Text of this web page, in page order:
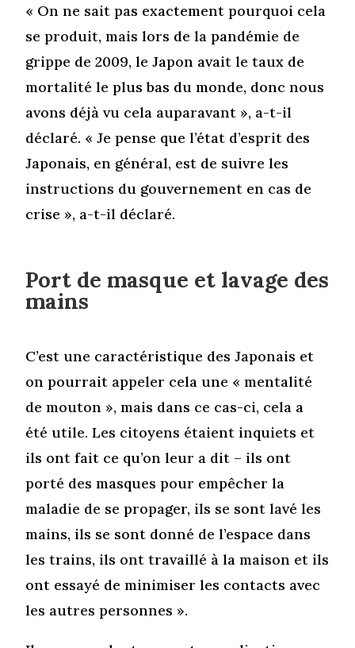
« On ne sait pas exactement pourquoi cela
se produit, mais lors de la pandémie de
grippe de 2009, le Japon avait le taux de
mortalité le plus bas du monde, donc nous
avons déjà vu cela auparavant », a-t-il
déclaré. « Je pense que l’état d’esprit des
Japonais, en général, est de suivre les
instructions du gouvernement en cas de
crise », a-t-il déclaré.
Port de masque et lavage des
mains
C’est une caractéristique des Japonais et
on pourrait appeler cela une « mentalité
de mouton », mais dans ce cas-ci, cela a
été utile. Les citoyens étaient inquiets et
ils ont fait ce qu’on leur a dit – ils ont
porté des masques pour empêcher la
maladie de se propager, ils se sont lavé les
mains, ils se sont donné de l’espace dans
les trains, ils ont travaillé à la maison et ils
ont essayé de minimiser les contacts avec
les autres personnes ».